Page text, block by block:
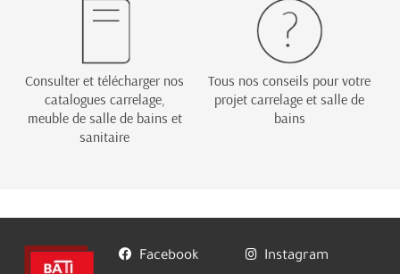
Consulter et télécharger nos
catalogues carrelage,
meuble de salle de bains et
sanitaire
Tous nos conseils pour votre
projet carrelage et salle de
bains
Facebook Instagram